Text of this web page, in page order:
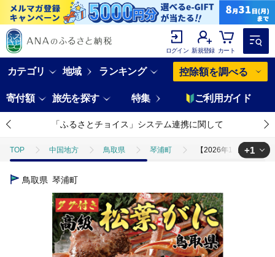
ログイン 新規登録 カート
カテゴリ 地域 ランキング 控除額を調べる
寄付額 旅先を探す 特集 ご利用ガイド
「ふるさとチョイス」システム連携に関して
TOP 中国地方 鳥取県 琴浦町 【2026年11月発送】
TOP
+1
鳥取県 琴浦町